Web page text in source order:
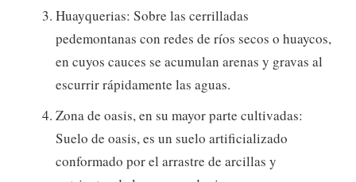
Huayquerias: Sobre las cerrilladas
pedemontanas con redes de ríos secos o huaycos,
en cuyos cauces se acumulan arenas y gravas al
escurrir rápidamente las aguas.
Zona de oasis, en su mayor parte cultivadas:
Suelo de oasis, es un suelo artificializado
conformado por el arrastre de arcillas y